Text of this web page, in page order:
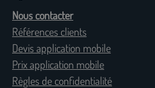
Nous contacter
Références clients
Devis application mobile
Prix application mobile
Règles de confidentialité